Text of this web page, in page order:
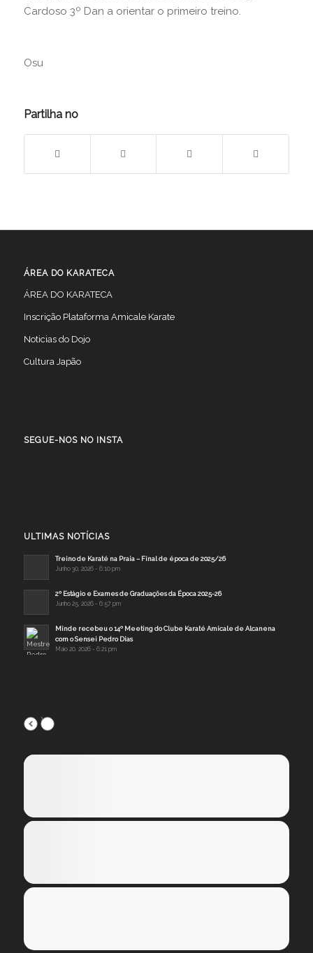
Cardoso 3º Dan a orientar o primeiro treino.
Osu
Partilha no
ÁREA DO KARATECA
ÁREA DO KARATECA
Inscrição Plataforma Amicale Karate
Noticias do Dojo
Cultura Japão
SEGUE-NOS NO INSTA
ULTIMAS NOTÍCIAS
Treino de Karaté na Praia – Final de época de 2025/26
Junho 30, 2026 - 6:10 pm
2º Estágio e Exames de Graduações da Época 2025-26
Junho 25, 2026 - 6:57 pm
Minde recebeu o 14º Meeting do Clube Karaté Amicale de Alcanena
com o Sensei Pedro Dias
Maio 20, 2026 - 6:21 pm